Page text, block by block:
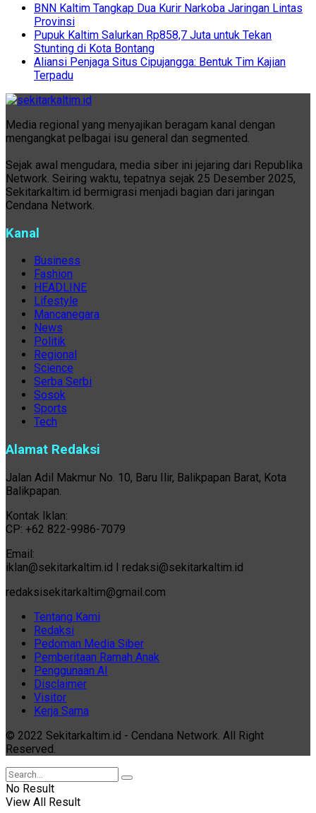
BNN Kaltim Tangkap Dua Kurir Narkoba Jaringan Lintas
Provinsi
Pupuk Kaltim Salurkan Rp858,7 Juta untuk Tekan
Stunting di Kota Bontang
Aliansi Penjaga Situs Cipujangga: Bentuk Tim Kajian
Terpadu
Media regional yang menyajikan beragam kanal dengan
mengangkat pelbagai isu general dan segmented.
Sejak awal mengudara, media siber ini jejaring dari Republika
Network. Seiring waktu, tepatnya sejak 25 Desember 2025,
Sekitarkaltim.id bermigrasi menjadi bagian dari jaringan
Cendana Network.
Kanal
Business
Fashion
HEADLINE
Lifestyle
Mancanegara
News
Politik
Regional
Science
Serba Serbi
Sosok
Sports
Tech
Alamat Redaksi
Jalan Adil Makmur No. 10, Baru Ilir, Balikpapan Barat, Kota
Balikpapan.
Kontak Iklan:
CP: +62 822-9986-7079
Email:
iklan@sekitarkaltim.id I redaksi@sekitarkaltim.id
redaksisekitarkaltim@gmail.com
Tentang Kami
Redaksi
Pedoman Media Siber
Pemberitaan Ramah Anak
Penggunaan AI
Disclaimer
Visitor
Kerja Sama
© 2022 Sekitarkaltim.id - Cendana Network. All Right
Reserved.
No Result
View All Result